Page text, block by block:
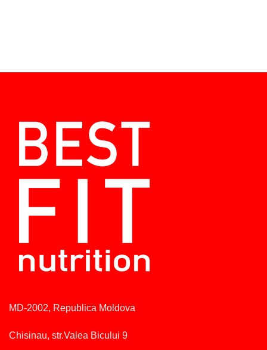
MD-2002, Republica Moldova
Chisinau, str.Valea Bicului 9